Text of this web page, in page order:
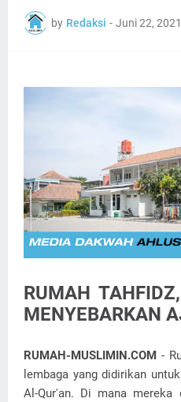
by Redaksi - Juni 22, 2021
RUMAH
MENYEBARKAN
RUMAH-MUSLIMIN.COM -
lembaga yang didirikan
Al-Qur'an. Di mana